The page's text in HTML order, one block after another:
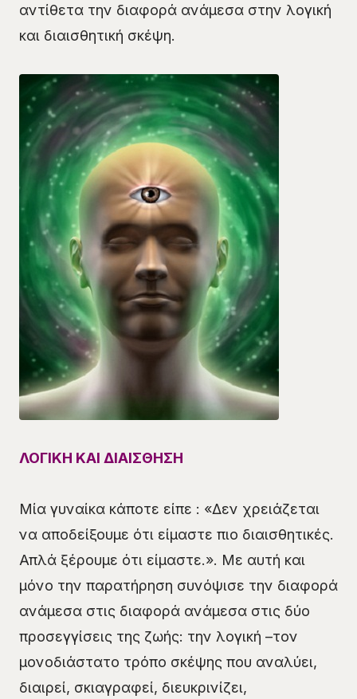
αντίθετα την διαφορά ανάμεσα στην λογική
και διαισθητική σκέψη.
ΛΟΓΙΚΗ ΚΑΙ ΔΙΑΙΣΘΗΣΗ
Μία γυναίκα κάποτε είπε : «Δεν χρειάζεται
να αποδείξουμε ότι είμαστε πιο διαισθητικές.
Απλά ξέρουμε ότι είμαστε.». Με αυτή και
μόνο την παρατήρηση συνόψισε την διαφορά
ανάμεσα στις διαφορά ανάμεσα στις δύο
προσεγγίσεις της ζωής: την λογική –τον
μονοδιάστατο τρόπο σκέψης που αναλύει,
διαιρεί, σκιαγραφεί, διευκρινίζει,